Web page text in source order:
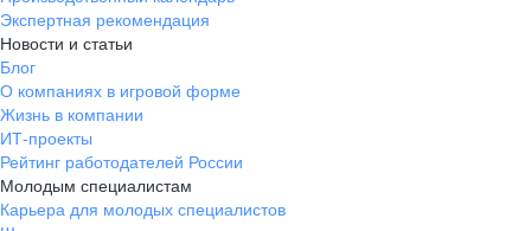
Экспертная рекомендация
Новости и статьи
Блог
О компаниях в игровой форме
Жизнь в компании
ИТ-проекты
Рейтинг работодателей России
Молодым специалистам
Карьера для молодых специалистов